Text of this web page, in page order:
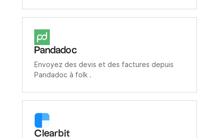
Pandadoc
Envoyez des devis et des factures depuis
Pandadoc à folk .
Clearbit